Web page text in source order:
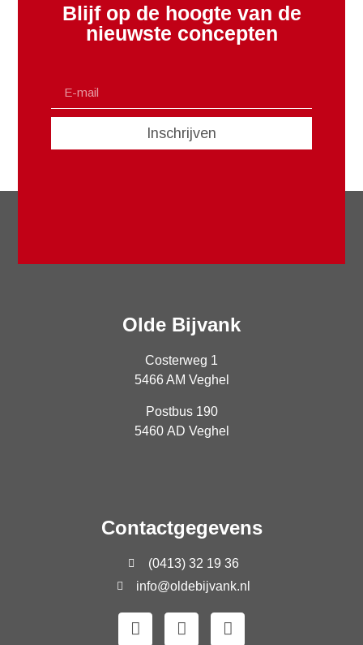
Blijf op de hoogte van de
nieuwste concepten
Inschrijven
Olde Bijvank
Costerweg 1
5466 AM Veghel
Postbus 190
5460 AD Veghel
Contactgegevens
(0413) 32 19 36
info@oldebijvank.nl